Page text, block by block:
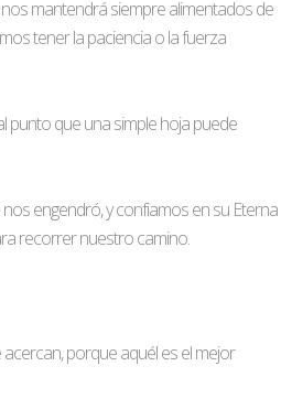
mantendrá siempre alimentados de
tener la paciencia o la fuerza
punto que una simple hoja puede
engendró, y confiamos en su Eterna
recorrer nuestro camino.
porque aquél es el mejor